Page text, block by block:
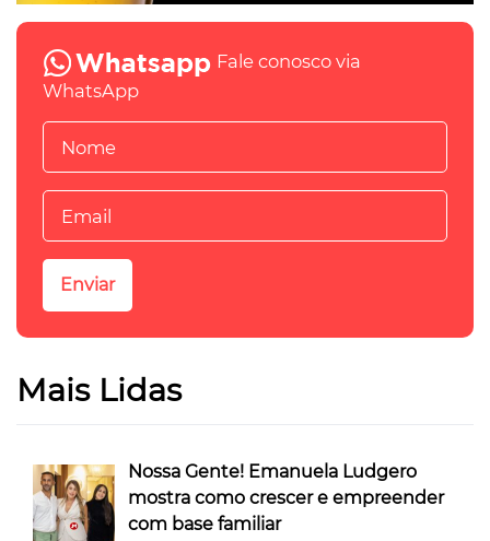
Fale conosco via
WhatsApp
Mais Lidas
Nossa Gente! Emanuela Ludgero
mostra como crescer e empreender
com base familiar